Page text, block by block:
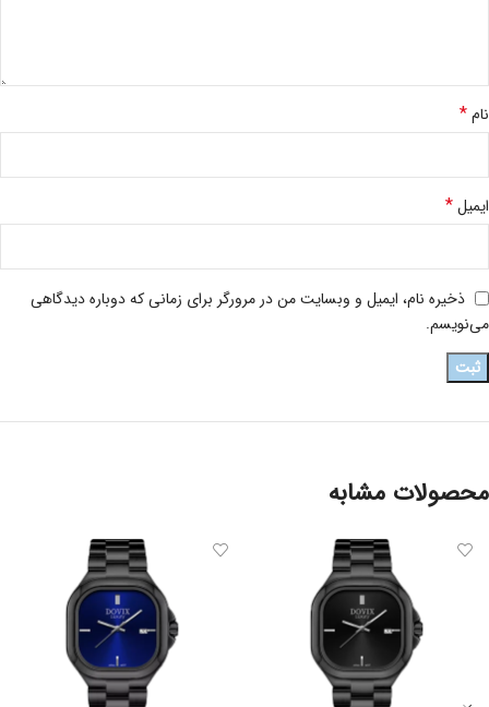
نام*
ایمیل*
ذخیره نام، ایمیل و وبسایت من در مرورگر برای زمانی که دوباره دیدگاهی
می‌نویسم.
محصولات مشابه